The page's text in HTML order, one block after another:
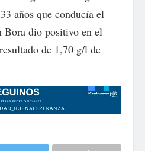
años que conducía el
Bora dio positivo en el
de 1,70 g/l de